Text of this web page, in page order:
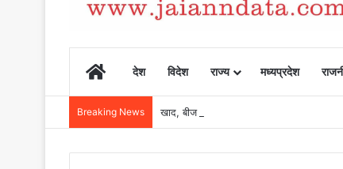
Homeदेश विदेश राज्य मध्यप्रदेश
Breaking News खाद, बीज और उर्वरकों की समय पर उपलब्धता से